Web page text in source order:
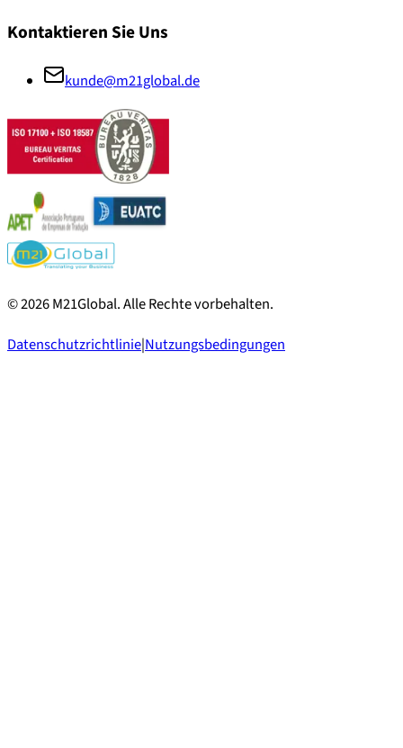
Kontaktieren Sie Uns
kunde@m21global.de
©2026M21Global.Alle Rechte vorbehalten.
Datenschutzrichtlinie|Nutzungsbedingungen